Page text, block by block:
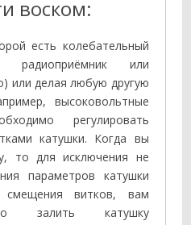
воском:
есть колебательный
радиоприёмник или
или делая любую другую
высоковольтные
регулировать
катушки. Когда вы
то для исключения не
параметров катушки
смещения витков, вам
залить катушку